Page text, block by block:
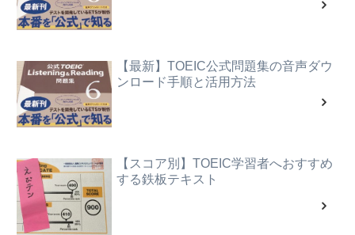
【最新】TOEIC公式問題集の音声ダウ
ンロード手順と活用方法
【スコア別】TOEIC学習者へおすすめ
する鉄板テキスト